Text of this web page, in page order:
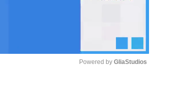
Powered by GliaStudios